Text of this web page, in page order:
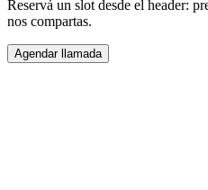
Reservá un slot desde el header:
nos compartas.
Agendar llamada